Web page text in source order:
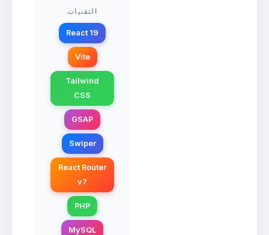
التقنيات
React 19
Vite
Tailwind
CSS
GSAP
Swiper
React Router
v7
PHP
MySQL